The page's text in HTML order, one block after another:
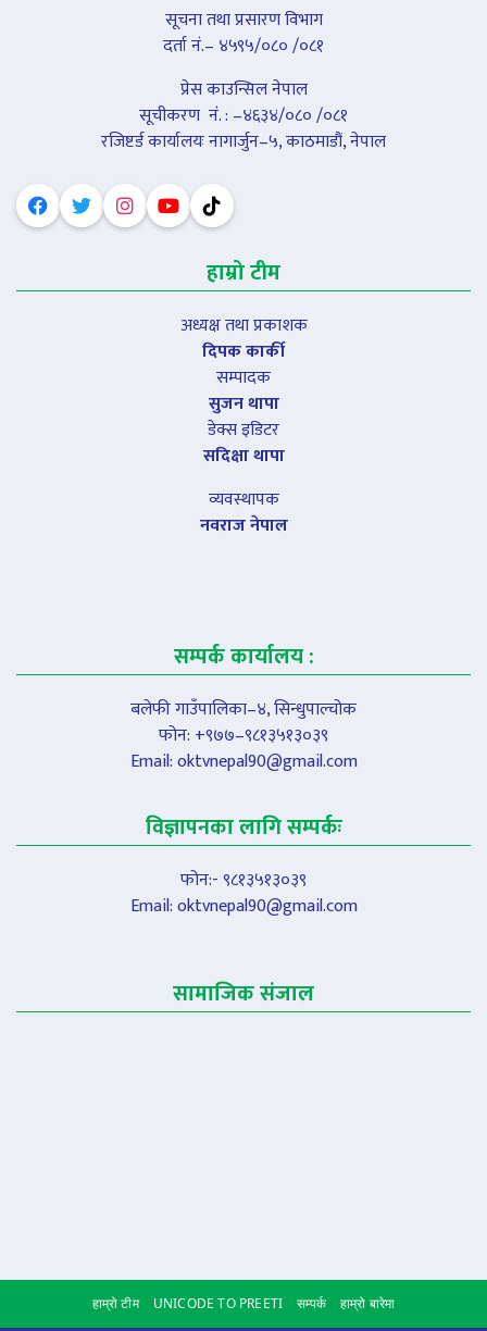
सूचना तथा प्रसारण विभाग
दर्ता नं.– ४५९५/०८० /०८१
प्रेस काउन्सिल नेपाल
सूचीकरण नंं. : –४६३४/०८० /०८१
रजिष्टर्ड कार्यालयः नागार्जुन–५, काठमाडौं, नेपाल
हाम्रो टीम
अध्यक्ष तथा प्रकाशक
दिपक कार्की
सम्पादक
सुजन थापा
डेक्स इडिटर
सदिक्षा थापा
व्यवस्थापक
नवराज नेपाल
सम्पर्क कार्यालय :
बलेफी गाउँपालिका–४, सिन्धुपाल्चोक
फोन: +९७७–९८१३५१३०३९
Email:oktvnepal90@gmail.com
विज्ञापनका लागि सम्पर्कः
फोन:- ९८१३५१३०३९
Email:oktvnepal90@gmail.com
सामाजिक संजाल
हाम्रो टीम UNICODE TO PREETI सम्पर्क हाम्रो बारेमा